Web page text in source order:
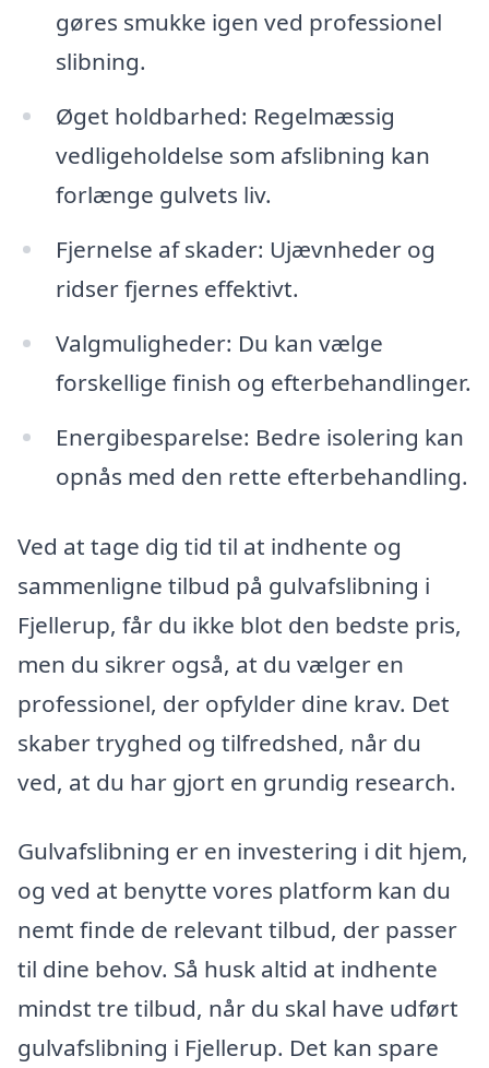
gøres smukke igen ved professionel
slibning.
Øget holdbarhed: Regelmæssig
vedligeholdelse som afslibning kan
forlænge gulvets liv.
Fjernelse af skader: Ujævnheder og
ridser fjernes effektivt.
Valgmuligheder: Du kan vælge
forskellige finish og efterbehandlinger.
Energibesparelse: Bedre isolering kan
opnås med den rette efterbehandling.
Ved at tage dig tid til at indhente og
sammenligne tilbud på gulvafslibning i
Fjellerup, får du ikke blot den bedste pris,
men du sikrer også, at du vælger en
professionel, der opfylder dine krav. Det
skaber tryghed og tilfredshed, når du
ved, at du har gjort en grundig research.
Gulvafslibning er en investering i dit hjem,
og ved at benytte vores platform kan du
nemt finde de relevant tilbud, der passer
til dine behov. Så husk altid at indhente
mindst tre tilbud, når du skal have udført
gulvafslibning i Fjellerup. Det kan spare